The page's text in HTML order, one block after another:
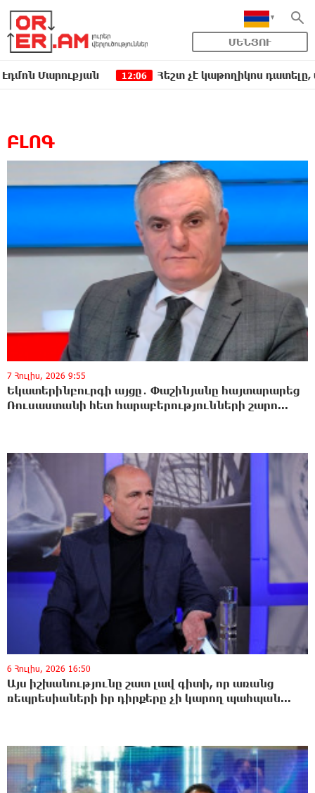
ՄԵՆՅՈՒ
Հեշտ չէ կաթողիկոս դատելը, անգամ դատավորներն
ԲԼՈԳ
7 Հուլիս, 2026 9:55
Եկատերինբուրգի այցը․ Փաշինյանը հայտարարեց
Ռուսաստանի հետ հարաբերությունների շարո...
6 Հուլիս, 2026 16:50
Այս իշխանությունը շատ լավ գիտի, որ առանց
ռեպրեսիաների իր դիրքերը չի կարող պահպան...